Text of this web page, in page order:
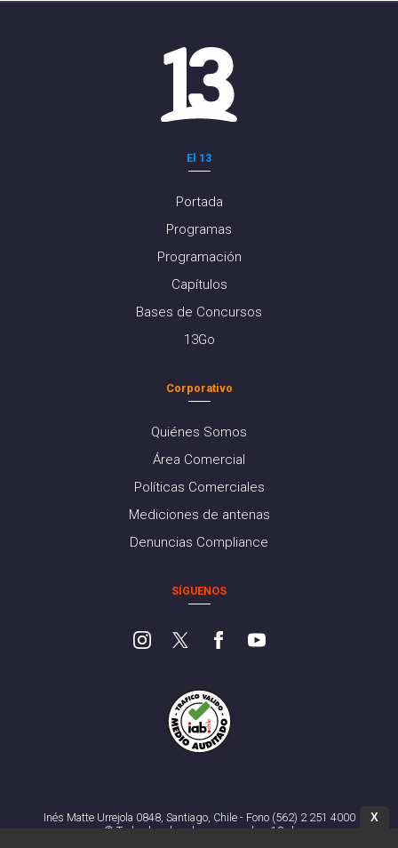
El 13
Portada
Programas
Programación
Capítulos
Bases de Concursos
13Go
Corporativo
Quiénes Somos
Área Comercial
Políticas Comerciales
Mediciones de antenas
Denuncias Compliance
SÍGUENOS
Inés Matte Urrejola 0848, Santiago, Chile - Fono (562) 2 251 4000
© Todos los derechos reservados. 13.cl
X